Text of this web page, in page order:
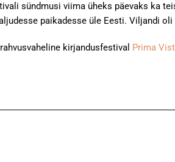
sündmusi viima üheks päevaks ka
paikadesse üle Eesti. Viljandi
kirjandusfestival Prima